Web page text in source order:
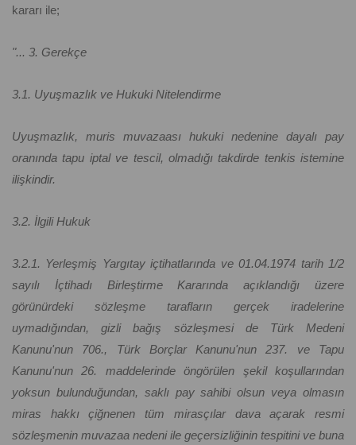
kararı ile;
"... 3. Gerekçe
3.1. Uyuşmazlık ve Hukuki Nitelendirme
Uyuşmazlık, muris muvazaası hukuki nedenine dayalı pay
oranında tapu iptal ve tescil, olmadığı takdirde tenkis istemine
ilişkindir.
3.2. İlgili Hukuk
3.2.1. Yerleşmiş Yargıtay içtihatlarında ve 01.04.1974 tarih 1/2
sayılı İçtihadı Birleştirme Kararında açıklandığı üzere
görünürdeki sözleşme tarafların gerçek iradelerine
uymadığından, gizli bağış sözleşmesi de Türk Medeni
Kanunu'nun 706., Türk Borçlar Kanunu'nun 237. ve Tapu
Kanunu'nun 26. maddelerinde öngörülen şekil koşullarından
yoksun bulunduğundan, saklı pay sahibi olsun veya olmasın
miras hakkı çiğnenen tüm mirasçılar dava açarak resmi
sözleşmenin muvazaa nedeni ile geçersizliğinin tespitini ve buna